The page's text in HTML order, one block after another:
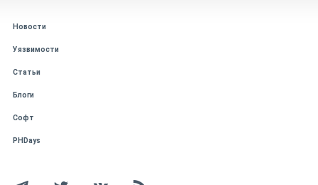
Новости
Уязвимости
Статьи
Блоги
Софт
PHDays